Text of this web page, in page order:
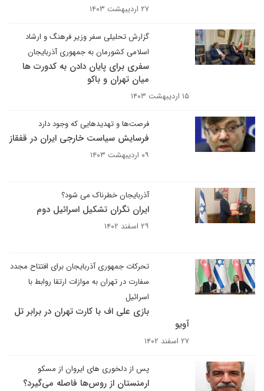
۲۷ اردیبهشت ۱۴۰۳
گزارش تحلیلی سفر وزیر فرهنگ و ارشاد
اسلامی کشورمان به جمهوری آذربایجان
سفری برای پایان دادن به کدورت ها
میان تهران و باکو
۱۵ اردیبهشت ۱۴۰۳
فرصت‌ها و تهدیدهایی که وجود دارد
فرسایش سیاست خارجی ایران در قفقاز
۰۹ اردیبهشت ۱۴۰۳
آذربایجان خطرناک می شود؟
ایران نگران تشکیل اسرائیل دوم
۲۹ اسفند ۱۴۰۲
تحرکات جمهوری آذربایجان برای افتتاح مجدد
سفارت در تهران به موازات ارتقا روابط با
اسرائیل
بازی علی اف با کارت تهران در برابر تل
آویو
۲۷ اسفند ۱۴۰۲
پس از دلخوری های ایروان از مسکو
ارمنستان از روس‌ها فاصله می‌گیرد؟